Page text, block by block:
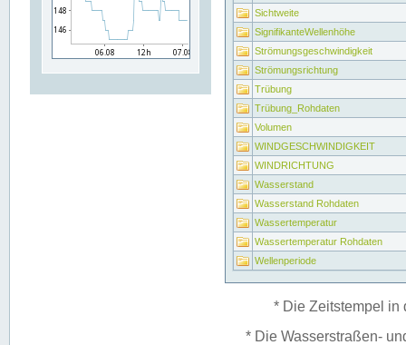
Sichtweite
SignifikanteWellenhöhe
Strömungsgeschwindigkeit
Strömungsrichtung
Trübung
Trübung_Rohdaten
Volumen
WINDGESCHWINDIGKEIT
WINDRICHTUNG
Wasserstand
Wasserstand Rohdaten
Wassertemperatur
Wassertemperatur Rohdaten
Wellenperiode
* Die Zeitstempel in
* Die Wasserstraßen-